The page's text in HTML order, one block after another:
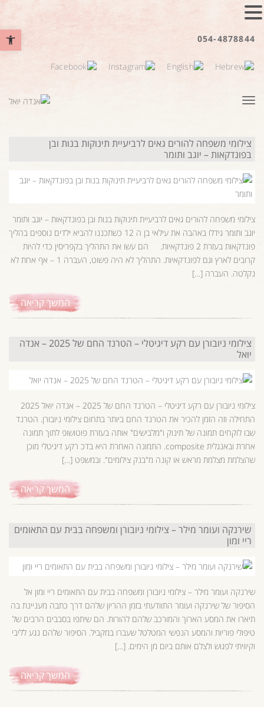
פתח סרגל 054-4878844
תפריט
צילומי משפחה להורים גאים לרביעיית תינוקות בנות ובן
בפונדקאות – יוגב ותומר
צילומי משפחה להורים גאים לרביעיית תינוקות בנות ובן בפונדקאות – יוגב ותומר
יוגב ותומר גידלו באהבה את עילאי בן ה 12 כשתכננו להביא ילדים נוספים בהליך
פונדקאות בעזרת 2 פונדקאיות. הם עשו את התהליך בקפריסין כדי להיות
קרובים לארץ וגם לפונדקאיות. התהליך לא היה פשוט, העברה 1 – אף אחת לא
נקלטה. העברה […]
המשך קריאה
צילומי ניובורן עם רקע דיגיטלי – הטרנד החם של 2025 – אנדה
יואל
צילומי ניובורן עם רקע דיגיטלי – הטרנד החם של 2025 – אנדה יואל 2025
התחילה וזה הזמן להכיר את הטרנד החם ביותר בתחום צילומי ניובורן. הטרנד
שבו לוקחים תמונה של תינוק ו"מלבישים" אותה בעזרת פוטושופ לתוך תמונה
אחרת ובאנגלית composite. התמונה האחרת היא בדכ רקע דיגיטלי מוכן
שהצלמת מצלמת מראש או קונה מ"בנק צילומים". ובמשפט […]
המשך קריאה
שירנקה ועומר מילר – צילומי ניובורן ומשפחה בבית עם התאומים
ריי ומון
שירנקה ועומר מילר – צילומי ניובורן ומשפחה בבית עם התאומים ריי ומון אל
הסיפור של שירנקה ועומר התוודעתי בזמן ההריון שלהם דרך כתבה מעניינת בה
תיארו את המסע הארוך והמורכב שלהם להורות. הם שיתפו בסבבים הרבים של
טיפולי פוריות והמסע הנפשי המטלטל שעברו במקביל. הסיפור שלהם נגע לליבי
וקיוויתי לפגוש ולצלם אותם ביום מן הימים. […]
המשך קריאה